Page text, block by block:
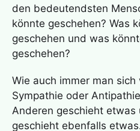
den bedeutendsten
könnte geschehen? Was
geschehen und was
geschehen?
Wie auch immer man
Sympathie oder
Anderen geschieht
geschieht ebenfalls